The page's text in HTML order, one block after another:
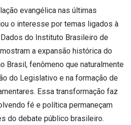
evangélica nas últimas
o interesse por temas ligados à
do Instituto Brasileiro de
a expansão histórica do
Brasil, fenômeno que naturalmente
do Legislativo e na formação de
Essa transformação faz
fé e política permaneçam
do debate público brasileiro.